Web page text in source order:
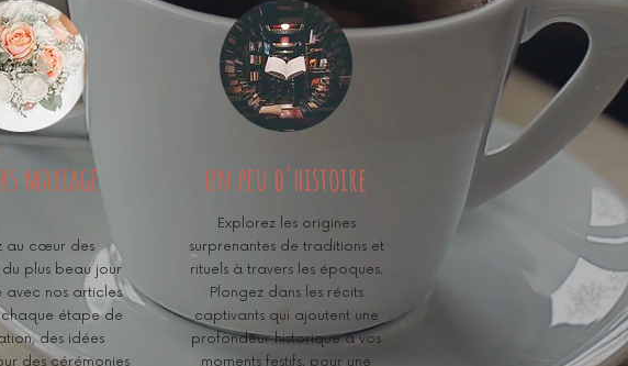
mariage
au cœur des
plus beau jour
avec nos articles
chaque étape de
des idées
des cérémonies
un peu d'histoire
Explorez les origines
surprenantes de traditions et
rituels à travers les époques.
Plongez dans les récits
captivants qui ajoutent une
profondeur historique à vos
moments festifs, pour une